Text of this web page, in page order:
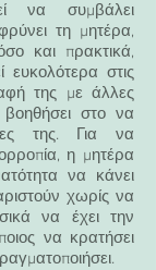
να συμβάλει
τη μητέρα,
και πρακτικά,
στις
της με άλλες
στο να
της. Για να
η μητέρα
να κάνει
χωρίς να
να έχει την
να κρατήσει